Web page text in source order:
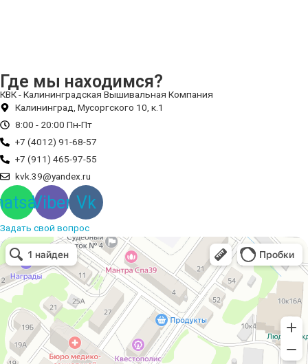
Где мы находимся?
КВК - Калининградская Вышивальная Компания
Калининград, Мусоргского 10, к.1
8:00 - 20:00 Пн-Пт
+7 (4012) 91-68-57
+7 (911) 465-97-55
kvk.39@yandex.ru
Viber Vk
Задать свой вопрос
Вышивальная компания
Услуги вышивки в Калининграде